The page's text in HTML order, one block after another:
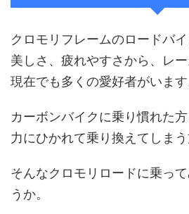
クロモリフレームのロードバ
美しさ、疲れやすさから、レ
現在でも多くの愛好者がいます
カーボンバイクに乗り慣れた
力にひかれて乗り換えてしまう
そんなクロモリロードに乗っ
うか。